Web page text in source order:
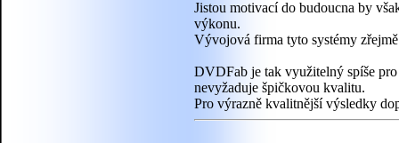
Jistou motivací do budoucna by
výkonu.
Vývojová firma tyto systémy
DVDFab je tak využitelný spíše
nevyžaduje špičkovou kvalitu.
Pro výrazně kvalitnější výsledky